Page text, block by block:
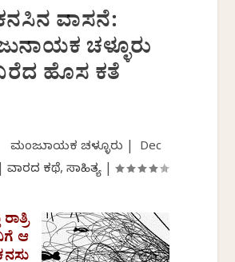
ವಾಸನೆ:
ಚಳ್ಳೂರು
ಹೊಸ ಕತೆ
ಮಂಜುನಾಯಕ ಚಳ್ಳೂರು | Dec
ವಾರದ ಕಥೆ, ಸಾಹಿತ್ಯ
ಆ